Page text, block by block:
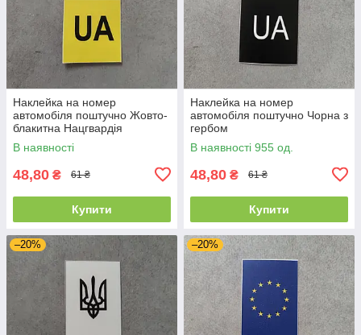
Наклейка на номер
автомобіля поштучно Жовто-
блакитна Нацгвардія
В наявності
48,80 ₴ 61 ₴
Купити
Наклейка на номер
автомобіля поштучно Чорна з
гербом
В наявності 955 од.
48,80 ₴ 61 ₴
Купити
–20% –20%